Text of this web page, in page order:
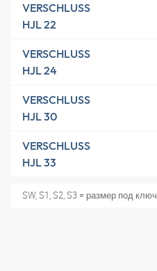
VERSCHLUSS
HJL 22
VERSCHLUSS
HJL 24
VERSCHLUSS
HJL 30
VERSCHLUSS
HJL 33
SW, S1, S2, S3 = размер под ключ